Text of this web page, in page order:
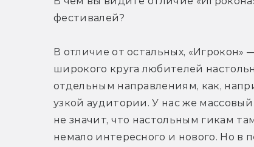
фестивалей?
В отличие от остальных,
широкого круга любителей
отдельным направлениям, как,
узкой аудитории. У нас же
не значит, что настольным гикам
немало интересного и нового. Но в